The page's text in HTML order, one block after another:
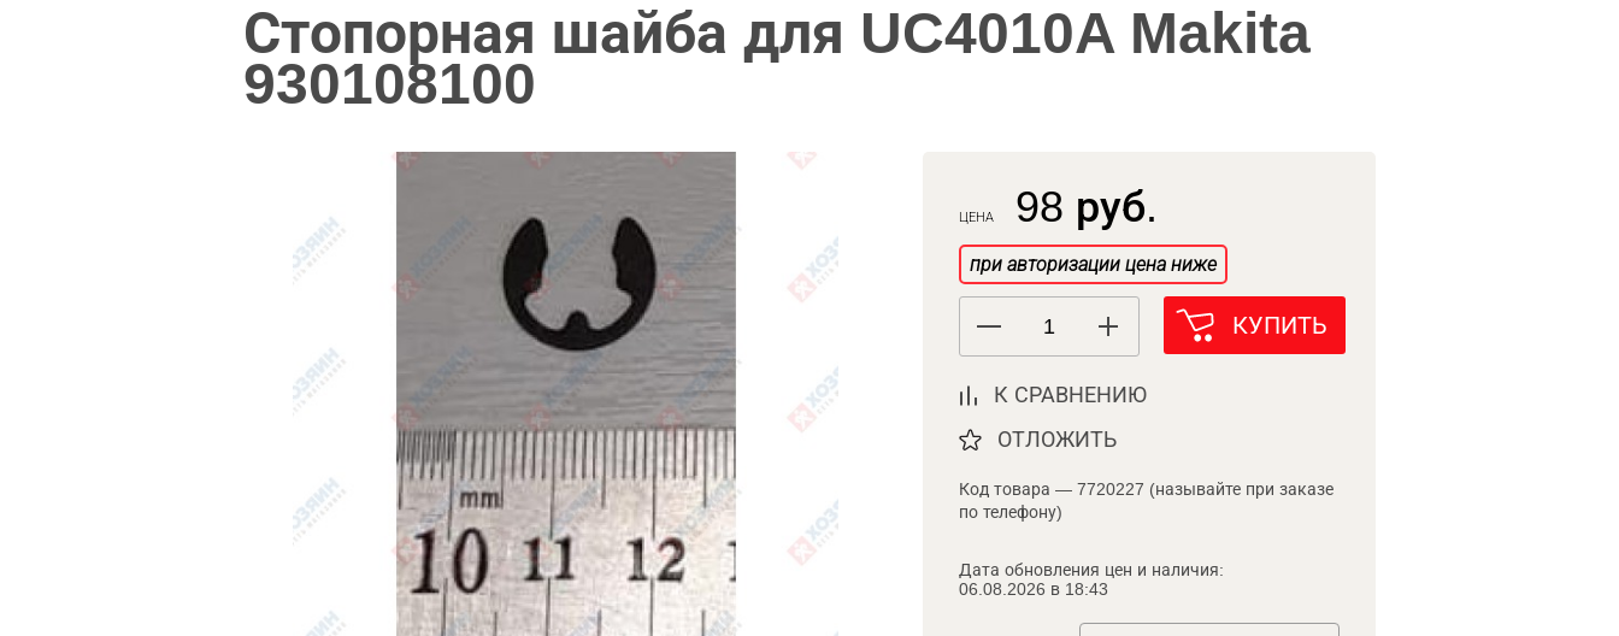
Стопорная шайба для UC4010A Makita
930108100
ЦЕНА 98 руб.
при авторизации цена ниже
КУПИТЬ
К СРАВНЕНИЮ
ОТЛОЖИТЬ
Код товара — 7720227 (называйте при заказе
по телефону)
Дата обновления цен и наличия:
06.08.2026 в 18:43